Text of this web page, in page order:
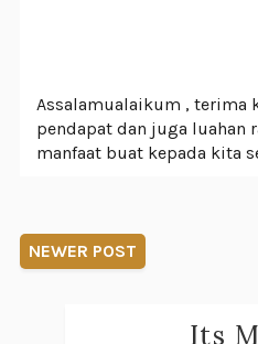
Assalamualaikum , terima
pendapat dan juga luahan
manfaat buat kepada kita
NEWER POST
Its